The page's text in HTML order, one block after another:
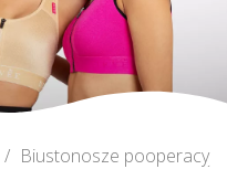
Biustonosze